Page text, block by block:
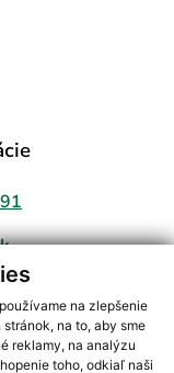
na zlepšenie
na to, aby sme
reklamy, na analýzu
toho, odkiaľ naši
s využitím RSS
stránok,web portál